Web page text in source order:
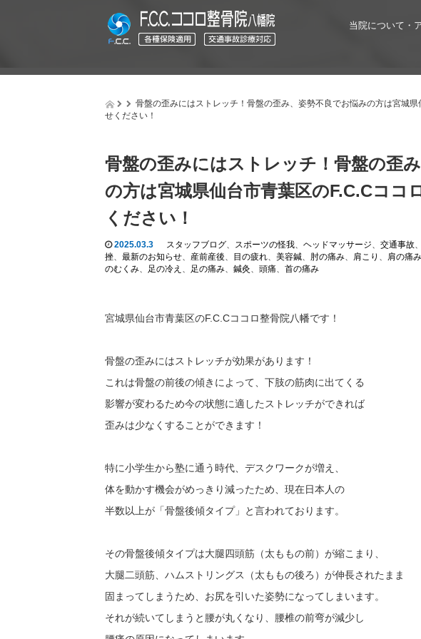
当院について・
骨盤の歪みにはストレッチ！骨盤の歪み、姿勢不良でお悩みの方は宮城
せください！
骨盤の歪みにはストレッチ！骨盤の歪
の方は宮城県仙台市青葉区のF.C.Cココ
ください！
2025.03.3 スタッフブログ、 スポーツの怪我、 ヘッドマッサージ、 交通事故、
挫、 最新のお知らせ、 産前産後、 目の疲れ、 美容鍼、 肘の痛み、 肩こり 、 肩の痛み
のむくみ、 足の冷え 、 足の痛み、 鍼灸、 頭痛、 首の痛み
宮城県仙台市青葉区のF.C.Cココロ整骨院八幡です！
骨盤の歪みにはストレッチが効果があります！
これは骨盤の前後の傾きによって、下肢の筋肉に出てくる
影響が変わるため今の状態に適したストレッチができれば
歪みは少なくすることができます！
特に小学生から塾に通う時代、デスクワークが増え、
体を動かす機会がめっきり減ったため、現在日本人の
半数以上が「骨盤後傾タイプ」と言われております。
その骨盤後傾タイプは大腿四頭筋（太ももの前）が縮こまり、
大腿二頭筋、ハムストリングス（太ももの後ろ）が伸長されたまま
固まってしまうため、お尻を引いた姿勢になってしまいます。
それが続いてしまうと腰が丸くなり、腰椎の前弯が減少し